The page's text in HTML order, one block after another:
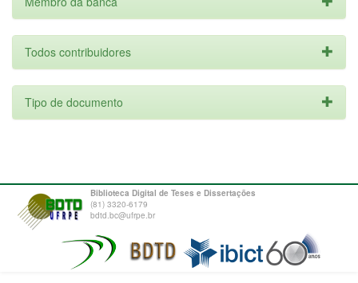
Todos contribuidores
Tipo de documento
Biblioteca Digital de Teses e Dissertações
(81) 3320-6179
bdtd.bc@ufrpe.br